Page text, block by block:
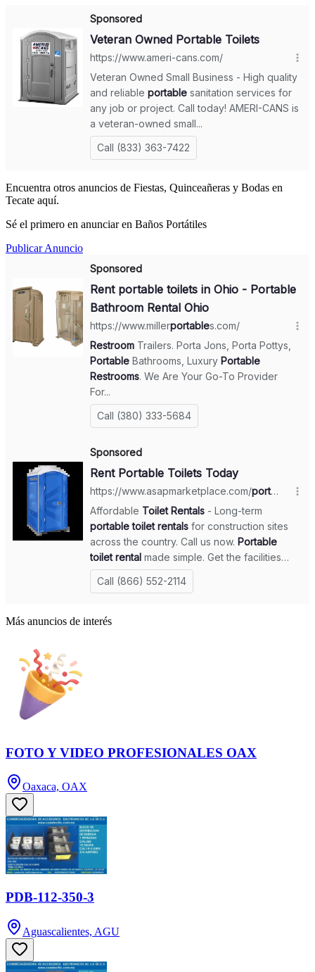
Encuentra otros anuncios de Fiestas, Quinceañeras y Bodas en
Tecate aquí.
Sé el primero en anunciar en Baños Portátiles
Publicar Anuncio
Más anuncios de interés
FOTO Y VIDEO PROFESIONALES OAX
Oaxaca, OAX
PDB-112-350-3
Aguascalientes, AGU